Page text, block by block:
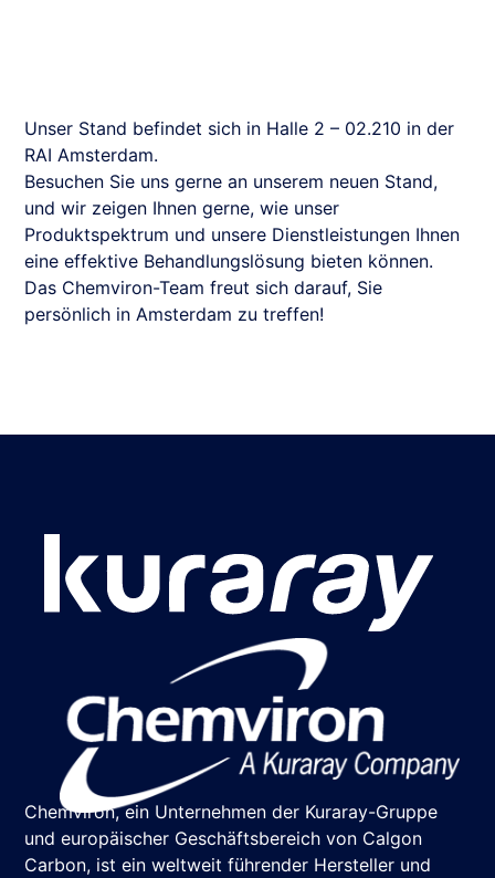
Unser Stand befindet sich in Halle 2 – 02.210 in der
RAI Amsterdam.
Besuchen Sie uns gerne an unserem neuen Stand,
und wir zeigen Ihnen gerne, wie unser
Produktspektrum und unsere Dienstleistungen Ihnen
eine effektive Behandlungslösung bieten können.
Das Chemviron-Team freut sich darauf, Sie
persönlich in Amsterdam zu treffen!
Chemviron, ein Unternehmen der Kuraray-Gruppe
und europäischer Geschäftsbereich von Calgon
Carbon, ist ein weltweit führender Hersteller und